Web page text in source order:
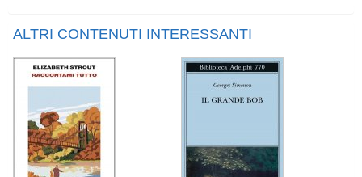
ALTRI CONTENUTI INTERESSANTI